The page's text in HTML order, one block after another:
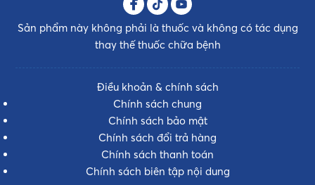
Sản phẩm này không phải là thuốc và không có tác dụng
thay thế thuốc chữa bệnh
Điều khoản & chính sách
Chính sách chung
Chính sách bảo mật
Chính sách đổi trả hàng
Chính sách thanh toán
Chính sách biên tập nội dung